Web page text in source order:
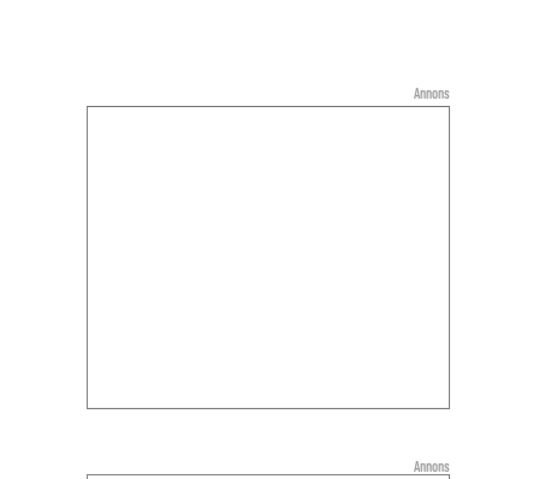
Annons
Annons